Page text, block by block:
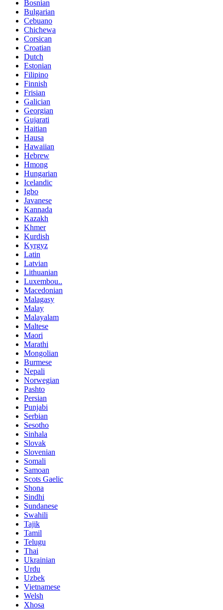
Bosnian
Bulgarian
Cebuano
Chichewa
Corsican
Croatian
Dutch
Estonian
Filipino
Finnish
Frisian
Galician
Georgian
Gujarati
Haitian
Hausa
Hawaiian
Hebrew
Hmong
Hungarian
Icelandic
Igbo
Javanese
Kannada
Kazakh
Khmer
Kurdish
Kyrgyz
Latin
Latvian
Lithuanian
Luxembou..
Macedonian
Malagasy
Malay
Malayalam
Maltese
Maori
Marathi
Mongolian
Burmese
Nepali
Norwegian
Pashto
Persian
Punjabi
Serbian
Sesotho
Sinhala
Slovak
Slovenian
Somali
Samoan
Scots Gaelic
Shona
Sindhi
Sundanese
Swahili
Tajik
Tamil
Telugu
Thai
Ukrainian
Urdu
Uzbek
Vietnamese
Welsh
Xhosa